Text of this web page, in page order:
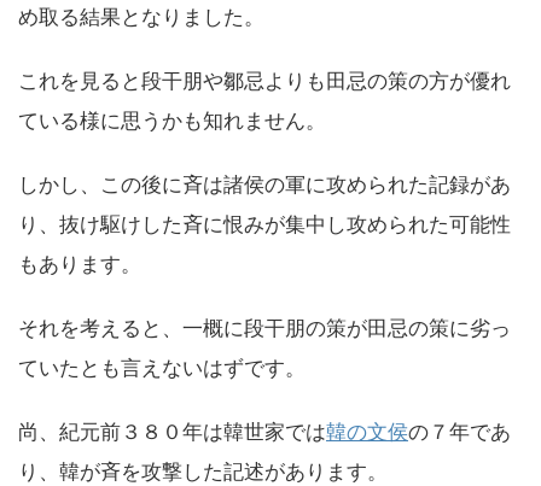
め取る結果となりました。
これを見ると段干朋や鄒忌よりも田忌の策の方が優れ
ている様に思うかも知れません。
しかし、この後に斉は諸侯の軍に攻められた記録があ
り、抜け駆けした斉に恨みが集中し攻められた可能性
もあります。
それを考えると、一概に段干朋の策が田忌の策に劣っ
ていたとも言えないはずです。
尚、紀元前３８０年は韓世家では韓の文侯の７年であ
り、韓が斉を攻撃した記述があります。